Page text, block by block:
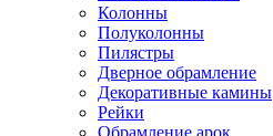
Колонны
Полуколонны
Пилястры
Дверное обрамление
Декоративные камины
Рейки
Обрамление арок